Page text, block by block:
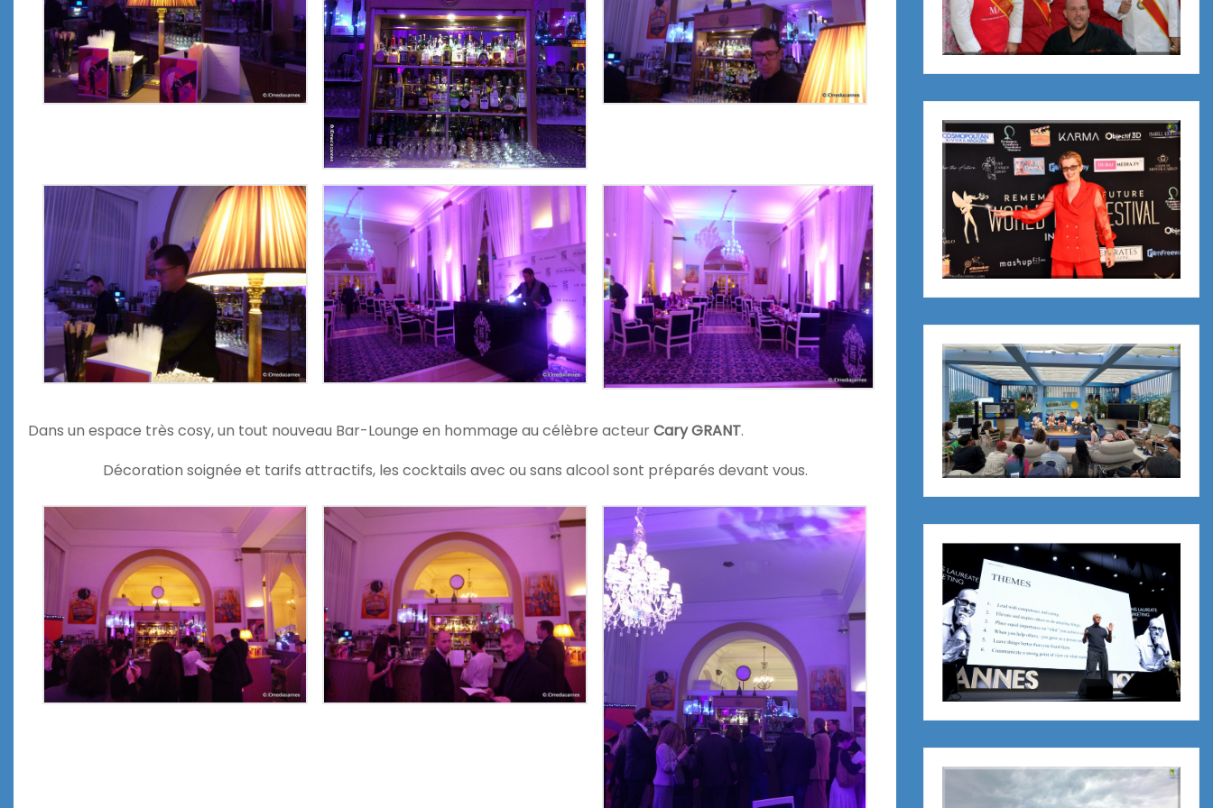
Dans un espace très cosy, un tout nouveau Bar-Lounge en hommage au célèbre acteurCary GRANT.
Décoration soignée et tarifs attractifs, les cocktails avec ou sans alcool sont préparés devant vous.